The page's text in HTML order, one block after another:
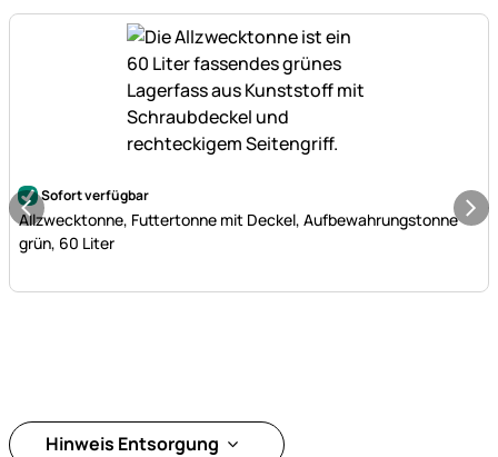
Noch keine Bewertungen abgegeben
Sofort verfügbar
Allzwecktonne, Futtertonne mit Deckel, Aufbewahrungstonne
grün, 60 Liter
Hinweis Entsorgung